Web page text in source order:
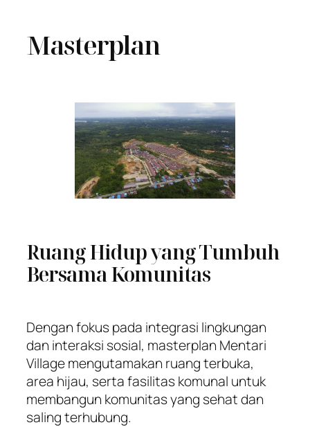
Masterplan
Ruang Hidup yang Tumbuh
Bersama Komunitas
Dengan fokus pada integrasi lingkungan
dan interaksi sosial, masterplan Mentari
Village mengutamakan ruang terbuka,
area hijau, serta fasilitas komunal untuk
membangun komunitas yang sehat dan
saling terhubung.